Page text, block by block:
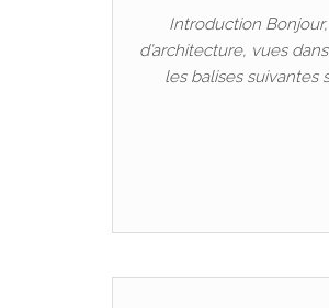
Introduction
d’architecture, vues
les balises suivantes